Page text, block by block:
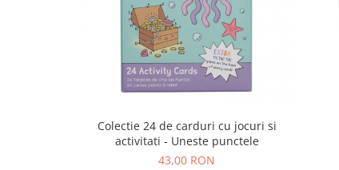
Colectie 24 de carduri cu jocuri si
activitati - Uneste punctele
43,00 RON